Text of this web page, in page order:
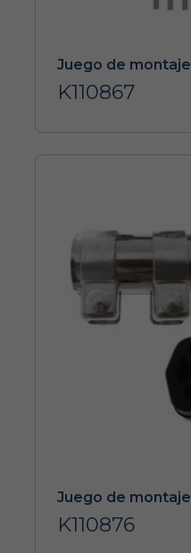
Juego de montaje
K110867
Juego de montaje
K110876